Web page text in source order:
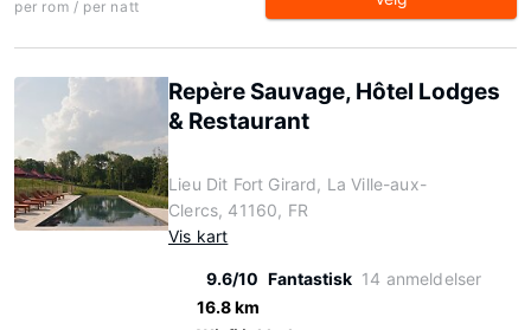
per rom / per natt
Repère Sauvage, Hôtel Lodges
& Restaurant
Lieu Dit Fort Girard, La Ville-aux-
Clercs, 41160, FR
Vis kart
9.6/10 Fantastisk 14 anmeldelser
16.8 km